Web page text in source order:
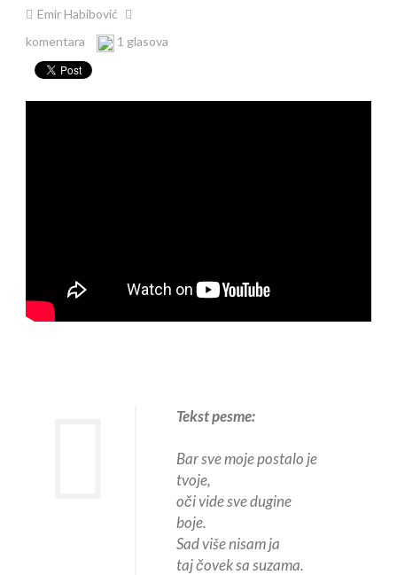
Emir Habibović
komentara
1 glasova
Tekst pesme:
Bar sve moje postalo je
tvoje,
oči vide sve dugine
boje.
Sad više nisam ja
taj čovek sa suzama.